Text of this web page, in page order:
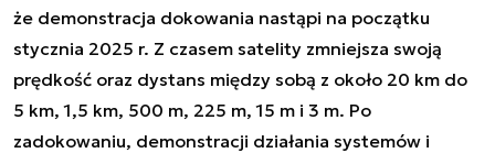
że demonstracja dokowania nastąpi na początku
stycznia 2025 r. Z czasem satelity zmniejsza swoją
prędkość oraz dystans między sobą z około 20 km do
5 km, 1,5 km, 500 m, 225 m, 15 m i 3 m. Po
zadokowaniu, demonstracji działania systemów i